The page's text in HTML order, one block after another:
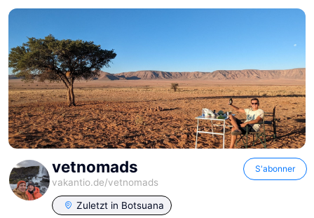
vetnomads
vakantio.de/vetnomads
S'abonner
Zuletzt in Botsuana